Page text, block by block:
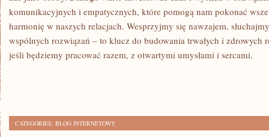
komunikacyjnych⁤ i empatycznych, które pomogą nam pokonać‌
harmonię w ⁣naszych relacjach. Wesprzyjmy się nawzajem,​
wspólnych rozwiązań – to klucz do budowania trwałych⁣ i zdrowych⁢
jeśli będziemy pracować ‌razem, z ‌otwartymi umysłami i sercami.
CATEGORIES: BLOG INTERNETOWY